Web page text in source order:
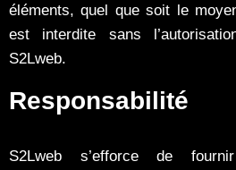
éléments, quel que soit le
est interdite sans
S2Lweb.
Responsabilité
S2Lweb s’efforce de